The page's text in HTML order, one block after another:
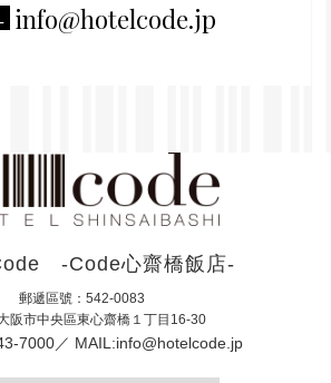
info@hotelcode.jp
-Code心齋橋飯店-
郵遞區號：542-0083
阪市中央區東心齋橋１丁目16-30
7000 MAIL:info@hotelcode.jp